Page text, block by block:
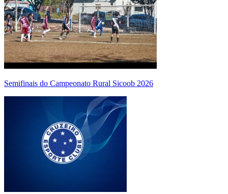
Semifinais do Campeonato Rural Sicoob 2026